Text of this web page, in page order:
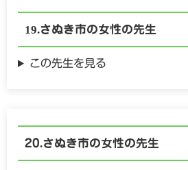
さぬき市の女性の先生
この先生を見る
さぬき市の女性の先生